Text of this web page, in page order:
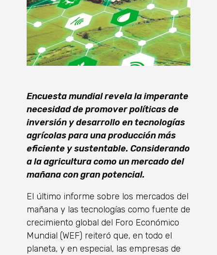
Encuesta mundial revela la imperante
necesidad de promover políticas de
inversión y desarrollo en tecnologías
agrícolas para una producción más
eficiente y sustentable. Considerando
a la agricultura como un mercado del
mañana con gran potencial.
El último informe sobre los mercados del
mañana y las tecnologías como fuente de
crecimiento global del Foro Económico
Mundial (WEF) reiteró que, en todo el
planeta, y en especial, las empresas de